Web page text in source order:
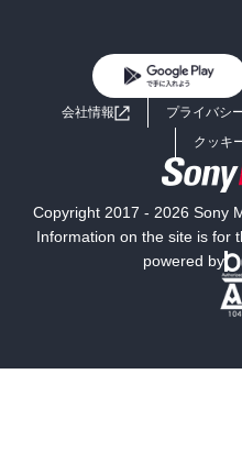
ライトノベル
ミステリー
よくあるご質問
会社情報 プライバシ
クッキ
Copyright 2017 - 2026 Sony
Information on the site is for
powered by